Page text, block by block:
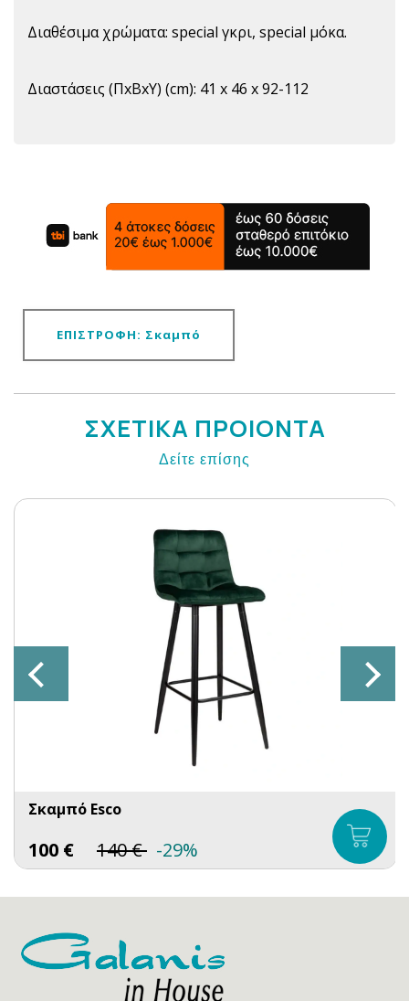
Διαθέσιμα χρώματα: special γκρι, special μόκα.
Διαστάσεις (ΠxBxΥ) (cm): 41 x 46 x 92-112
ΕΠΙΣΤΡΟΦΗ: Σκαμπό
ΣΧΕΤΙΚΑ ΠΡΟΙΟΝΤΑ
Δείτε επίσης
Σκαμπό Esco
100 € 140€ -29%